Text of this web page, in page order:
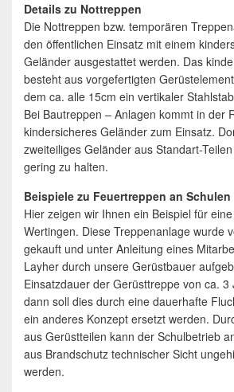
Details zu Nottreppen
Die Nottreppen bzw. temporären
den öffentlichen Einsatz mit einem
Geländer ausgestattet werden. Das
besteht aus vorgefertigten
dem ca. alle 15cm ein vertikaler
Bei Bautreppen – Anlagen kommt in der
kindersicheres Geländer zum Einsatz.
zweiteiliges Geländer aus Standart-
gering zu halten.
Beispiele zu Feuertreppen an Schulen
Hier zeigen wir Ihnen ein Beispiel für
Wertingen. Diese Treppenanlage wurde
gekauft und unter Anleitung eines
Layher durch unsere Gerüstbauer
Einsatzdauer der Gerüsttreppe von ca. 3
dann soll dies durch eine dauerhafte
ein anderes Konzept ersetzt werden.
aus Gerüstteilen kann der Schulbetrieb
aus Brandschutz technischer Sicht
werden.